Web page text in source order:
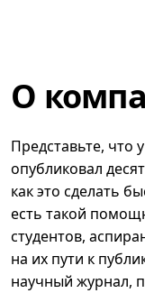
О
Представьте, что
опубликовал
как это сделать
есть такой
студентов,
на их пути к
научный журнал,